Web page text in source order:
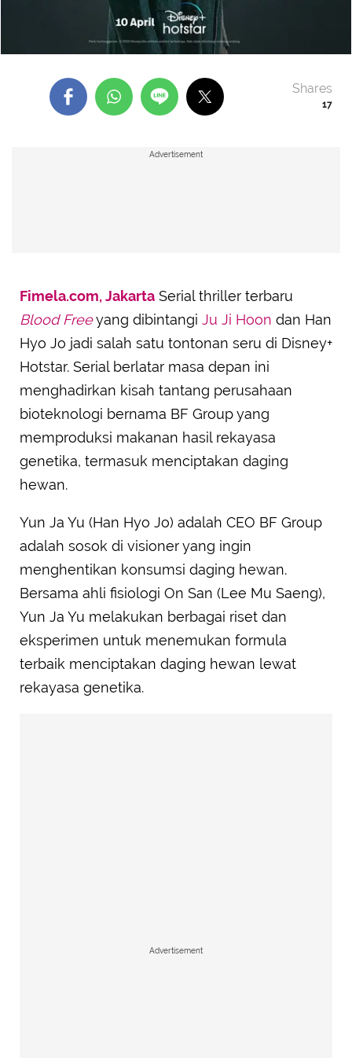
17
Shares
Advertisement
Fimela.com, Jakarta Serial thriller terbaru
Blood Freeyang dibintangi Ju Ji Hoon dan Han
Hyo Jo jadi salah satu tontonan seru di Disney+
Hotstar. Serial berlatar masa depan ini
menghadirkan kisah tantang perusahaan
bioteknologi bernama BF Group yang
memproduksi makanan hasil rekayasa
genetika, termasuk menciptakan daging
hewan.
Yun Ja Yu (Han Hyo Jo) adalah CEO BF Group
adalah sosok di visioner yang ingin
menghentikan konsumsi daging hewan.
Bersama ahli fisiologi On San (Lee Mu Saeng),
Yun Ja Yu melakukan berbagai riset dan
eksperimen untuk menemukan formula
terbaik menciptakan daging hewan lewat
rekayasa genetika.
Advertisement